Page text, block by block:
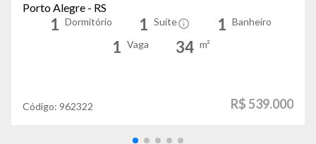
Porto Alegre - RS
1 Dormitório 1 Suíte 1 Banheiro
1 Vaga 34 m²
Código: 962322 R$ 539.000